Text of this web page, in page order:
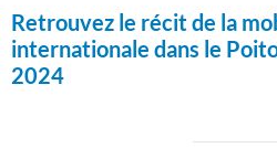
Retrouvez le récit de la
internationale dans le
2024